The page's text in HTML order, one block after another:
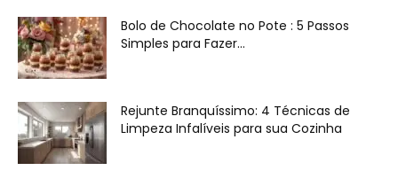
Bolo de Chocolate no Pote : 5 Passos
Simples para Fazer...
Rejunte Branquíssimo: 4 Técnicas de
Limpeza Infalíveis para sua Cozinha